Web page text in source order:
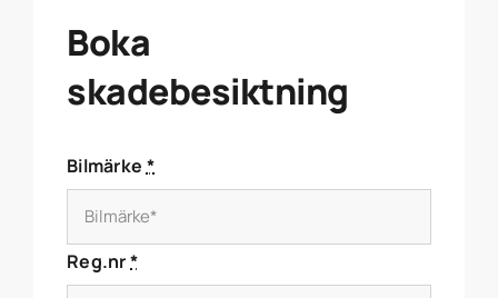
Boka
skadebesiktning
Bilmärke *
Reg.nr*